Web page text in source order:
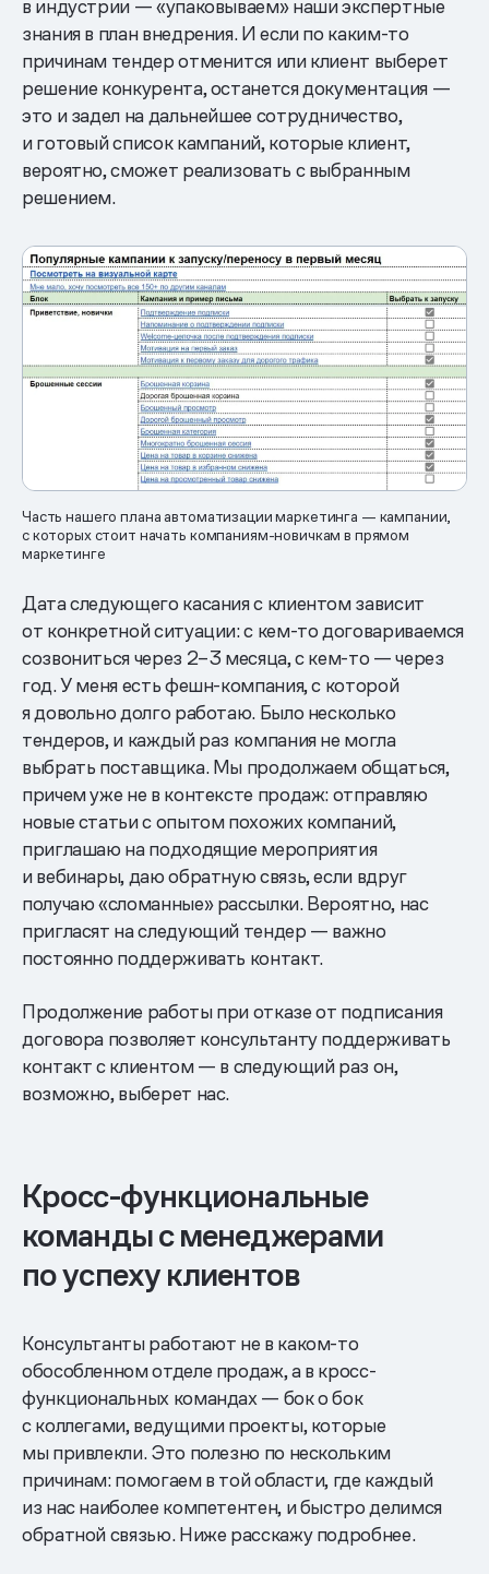
в индустрии — «упаковываем» наши экспертные
знания в план внедрения. И если по каким-то
причинам тендер отменится или клиент выберет
решение конкурента, останется документация —
это и задел на дальнейшее сотрудничество,
и готовый список кампаний, которые клиент,
вероятно, сможет реализовать с выбранным
решением.
Часть нашего плана автоматизации маркетинга — кампании,
с которых стоит начать компаниям-новичкам в прямом
маркетинге
Дата следующего касания с клиентом зависит
от конкретной ситуации: с кем-то договариваемся
созвониться через 2–3 месяца, с кем-то — через
год. У меня есть фешн-компания, с которой
я довольно долго работаю. Было несколько
тендеров, и каждый раз компания не могла
выбрать поставщика. Мы продолжаем общаться,
причем уже не в контексте продаж: отправляю
новые статьи с опытом похожих компаний,
приглашаю на подходящие мероприятия
и вебинары, даю обратную связь, если вдруг
получаю «сломанные» рассылки. Вероятно, нас
пригласят на следующий тендер — важно
постоянно поддерживать контакт.
Продолжение работы при отказе от подписания
договора позволяет консультанту поддерживать
контакт с клиентом — в следующий раз он,
возможно, выберет нас.
Кросс-функциональные
команды с менеджерами
по успеху клиентов
Консультанты работают не в каком-то
обособленном отделе продаж, а в кросс-
функциональных командах — бок о бок
с коллегами, ведущими проекты, которые
мы привлекли. Это полезно по нескольким
причинам: помогаем в той области, где каждый
из нас наиболее компетентен, и быстро делимся
обратной связью. Ниже расскажу подробнее.